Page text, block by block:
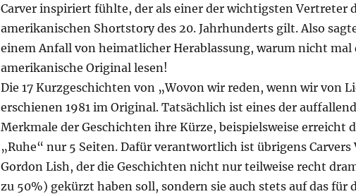
Carver inspiriert fühlte, der als einer der wichtigsten Vertreter
amerikanischen Shortstory des 20. Jahrhunderts gilt. Also
einem Anfall von heimatlicher Herablassung, warum nicht mal
amerikanische Original lesen!
Die 17 Kurzgeschichten von „Wovon wir reden, wenn wir von
erschienen 1981 im Original. Tatsächlich ist eines der
Merkmale der Geschichten ihre Kürze, beispielsweise erreicht
„Ruhe“ nur 5 Seiten. Dafür verantwortlich ist übrigens Carvers
Gordon Lish, der die Geschichten nicht nur teilweise recht
zu 50%) gekürzt haben soll, sondern sie auch stets auf das für